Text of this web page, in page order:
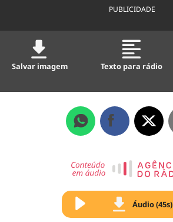
PUBLICIDADE
Salvar imagem Texto para rádio
Áudio (45s)